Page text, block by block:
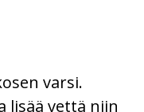
varsi.
lisää vettä niin